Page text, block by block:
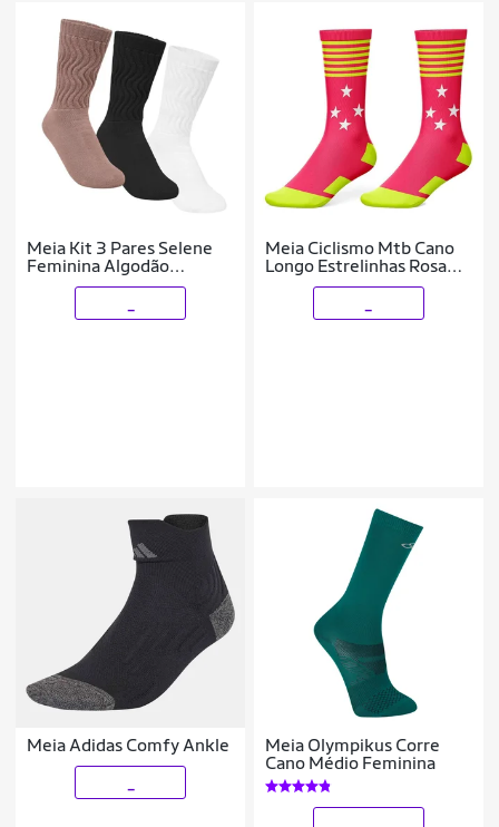
Meia Kit 3 Pares Selene
Feminina Algodão
Aeróbica Longa 4900
Meia Ciclismo Mtb Cano
Longo Estrelinhas Rosa
Rkc Sports
Meia Adidas Comfy Ankle
Meia Olympikus Corre
Cano Médio Feminina